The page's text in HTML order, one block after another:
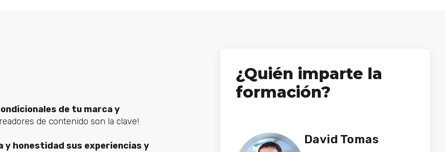
de tu marca y
de contenido son la clave!
y honestidad sus experiencias y
¿Quién imparte la
formación?
David Tomas